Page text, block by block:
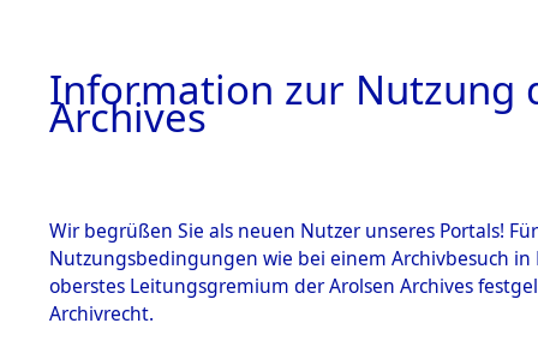
Information zur Nutzung
Archives
Wir begrüßen Sie als neuen Nutzer unseres Portals!
Nutzungsbedingungen wie bei einem Archivbesuch
oberstes Leitungsgremium der Arolsen Archives
Archivrecht.